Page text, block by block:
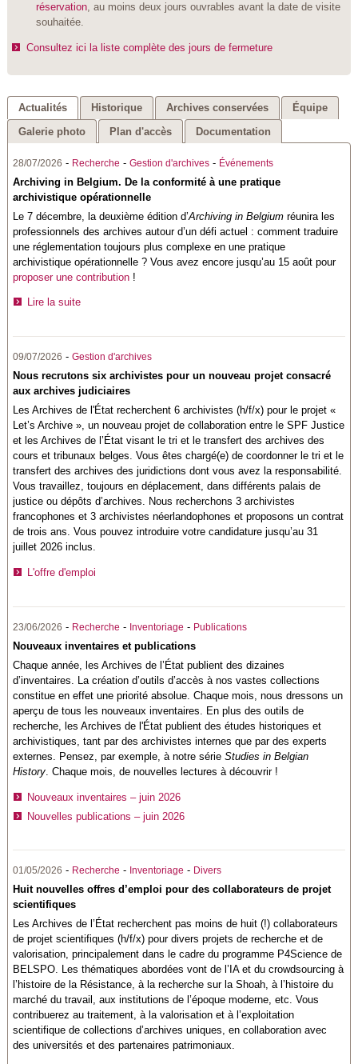
réservation, au moins deux jours ouvrables avant la date de visite
souhaitée.
Consultez ici la liste complète des jours de fermeture
Actualités Historique Archives conservées
Équipe
Galerie photo
Plan d'accès Documentation
28/07/2026 - Recherche -Gestion d'archives - Événements
Archiving in Belgium. De la conformité à une pratique
archivistique opérationnelle
Le 7 décembre, la deuxième édition d’Archiving in Belgium réunira les
professionnels des archives autour d’un défi actuel : comment traduire
une réglementation toujours plus complexe en une pratique
archivistique opérationnelle ? Vous avez encore jusqu’au 15 août pour
proposer une contribution !
Lire la suite
09/07/2026 -Gestion d'archives
Nous recrutons six archivistes pour un nouveau projet consacré
aux archives judiciaires
LesArchives de l'Étatrecherchent 6 archivistes (h/f/x) pour le projet «
Let’s Archive », un nouveau projet de collaboration entre le SPF Justice
et les Archives de l’État visant le tri et le transfert des archives des
cours et tribunaux belges. Vous êtes chargé(e) de coordonner le tri et le
transfert des archives des juridictions dont vous avez la responsabilité.
Vous travaillez, toujours en déplacement, dans différents palais de
justice ou dépôts d’archives. Nous recherchons 3 archivistes
francophones et 3 archivistes néerlandophones et proposons un contrat
de trois ans. Vous pouvez introduire votre candidature jusqu’au 31
juillet 2026 inclus.
L'offre d'emploi
23/06/2026 - Recherche - Inventoriage - Publications
Nouveaux inventaires et publications
Chaque année, les Archives de l’État publient des dizaines
d’inventaires. La création d’outils d’accès à nos vastes collections
constitue en effet une priorité absolue. Chaque mois, nous dressons un
aperçu de tous les nouveaux inventaires. En plus des outils de
recherche, les Archives de l'État publient des études historiques et
archivistiques, tant par des archivistes internes que par des experts
externes. Pensez, par exemple, à notre sérieStudies in Belgian
History . Chaque mois, de nouvelles lectures à découvrir !
Nouveaux inventaires – juin 2026
Nouvelles publications – juin 2026
01/05/2026 - Recherche - Inventoriage - Divers
Huit nouvelles offres d’emploi pour des collaborateurs de projet
scientifiques
Les Archives de l’État recherchent pas moins de huit (!) collaborateurs
de projet scientifiques (h/f/x) pour divers projets de recherche et de
valorisation, principalement dans le cadre du programme P4Science de
BELSPO. Les thématiques abordées vont de l’IA et du crowdsourcing à
l’histoire de la Résistance, à la recherche sur la Shoah, à l’histoire du
marché du travail, aux institutions de l’époque moderne, etc. Vous
contribuerez au traitement, à la valorisation et à l’exploitation
scientifique de collections d’archives uniques, en collaboration avec
des universités et des partenaires patrimoniaux.